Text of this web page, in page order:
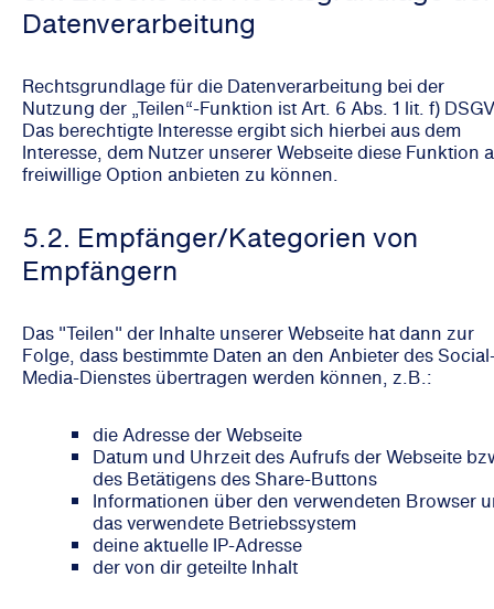
Datenverarbeitung
Rechtsgrundlage für die Datenverarbeitung bei der
Nutzung der „Teilen“-Funktion ist Art. 6 Abs. 1 lit. f)
Das berechtigte Interesse ergibt sich hierbei aus dem
Interesse, dem Nutzer unserer Webseite diese Funktion
freiwillige Option anbieten zu können.
5.2. Empfänger/Kategorien von
Empfängern
Das "Teilen" der Inhalte unserer Webseite hat dann zur
Folge, dass bestimmte Daten an den Anbieter des
Media-Dienstes übertragen werden können, z.B.:
die Adresse der Webseite
Datum und Uhrzeit des Aufrufs der Webseite
des Betätigens des Share-Buttons
Informationen über den verwendeten Browser
das verwendete Betriebssystem
deine aktuelle IP-Adresse
der von dir geteilte Inhalt